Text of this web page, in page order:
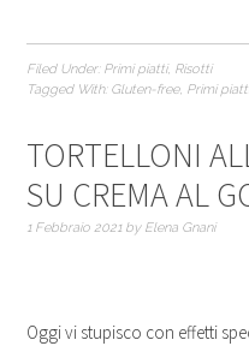
Filed Under: Primi piatti, Risotti
Tagged With: Gluten-free, Primi
TORTELLONI
SU CREMA AL
1 Febbraio 2021by Elena Gnani
Oggi vi stupisco con effetti